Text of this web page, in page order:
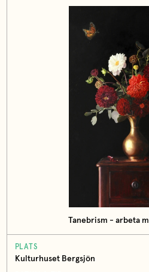
Tanebrism - arbeta
PLATS
Kulturhuset Bergsjön